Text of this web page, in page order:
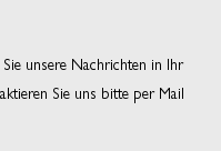
unsere Nachrichten in Ihr
Sie uns bitte per Mail